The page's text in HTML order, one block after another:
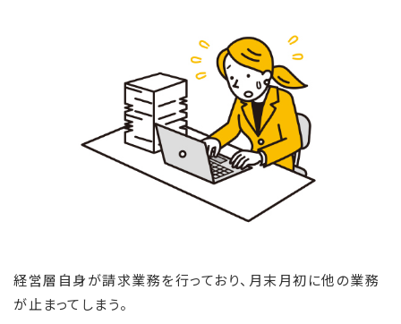
経営層自身が請求業務を行っており、月末月初に他の業務
が止まってしまう。